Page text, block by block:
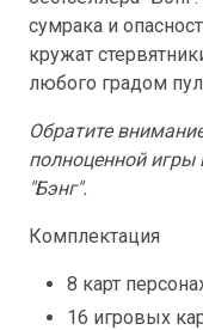
сумрака и
кружат
любого градом
Обратите
полноценной игры
"Бэнг".
Комплектация
8 карт
16 игровых